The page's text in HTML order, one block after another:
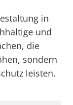
in
und
die
sondern
leisten.